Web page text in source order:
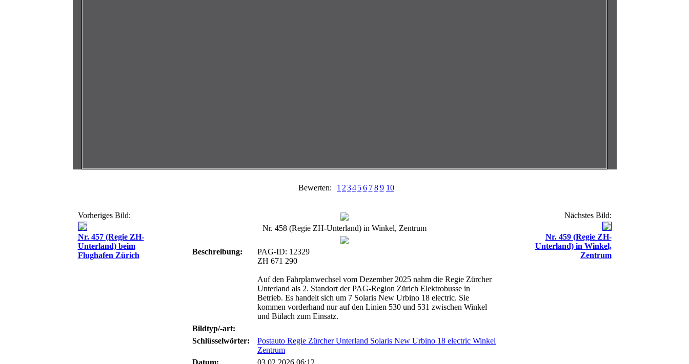
Bewerten: 1 23456 7 8 9 10
Vorheriges Bild:
Nr. 457 (Regie ZH-
Unterland) beim
Flughafen Zürich
Nr. 458 (Regie ZH-Unterland) in Winkel, Zentrum
Beschreibung:
PAG-ID: 12329
ZH 671 290
Auf den Fahrplanwechsel vom Dezember 2025 nahm die Regie Zürcher
Unterland als 2. Standort der PAG-Region Zürich Elektrobusse in
Betrieb. Es handelt sich um 7 Solaris New Urbino 18 electric. Sie
kommen vorderhand nur auf den Linien 530 und 531 zwischen Winkel
und Bülach zum Einsatz.
Bildtyp/-art:
Schlüsselwörter:
Postauto Regie Zürcher Unterland Solaris New Urbino 18 electric Winkel
Zentrum
Datum:
03.02.2026 06:12
Nächstes Bild:
Nr. 459 (Regie ZH-
Unterland) in Winkel,
Zentrum